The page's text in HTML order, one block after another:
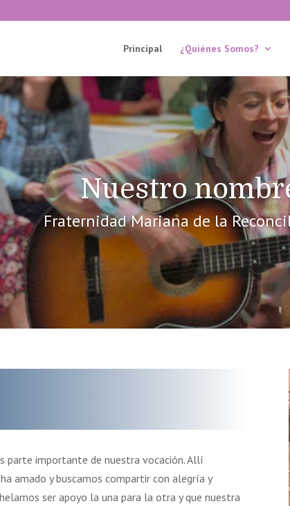
Principal ¿Quiénes Somos?
Nuestro
Fraternidad Mariana de la
parte importante de nuestra vocación. Allí
amado y buscamos compartir con alegría y
ser apoyo la una para la otra y que nuestra